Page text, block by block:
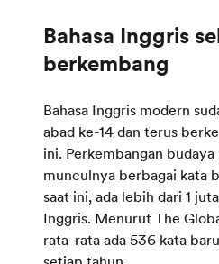
Bahasa Inggris
Bahasa Inggris modern
abad ke-14 dan terus
ini. Perkembangan
munculnya berbagai kata
saat ini, ada lebih dari 1
Inggris. Menurut The
rata-rata ada 536 kata